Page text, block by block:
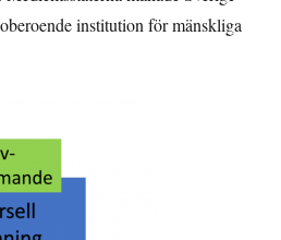
institution för mänskliga